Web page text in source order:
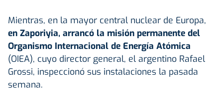
Mientras, en la mayor central nuclear de Europa,
en Zaporiyia, arrancó la misión permanente del
Organismo Internacional de Energía Atómica
(OIEA), cuyo director general, el argentino Rafael
Grossi, inspeccionó sus instalaciones la pasada
semana.